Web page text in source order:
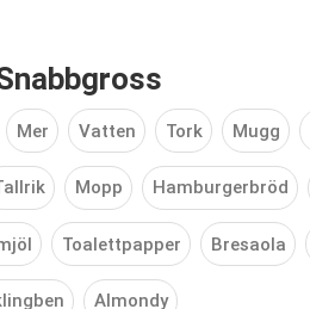
Mer Vatten Tork Mugg
Mopp Hamburgerbröd
Toalettpapper Bresaola
Almondy